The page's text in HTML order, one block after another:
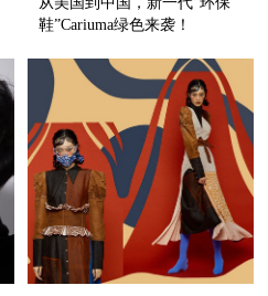
鞋”Cariuma绿色来袭！